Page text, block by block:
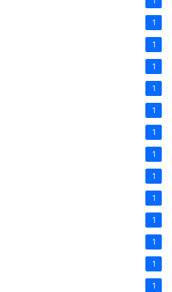
1
1
1
1
1
1
1
1
1
1
1
1
1